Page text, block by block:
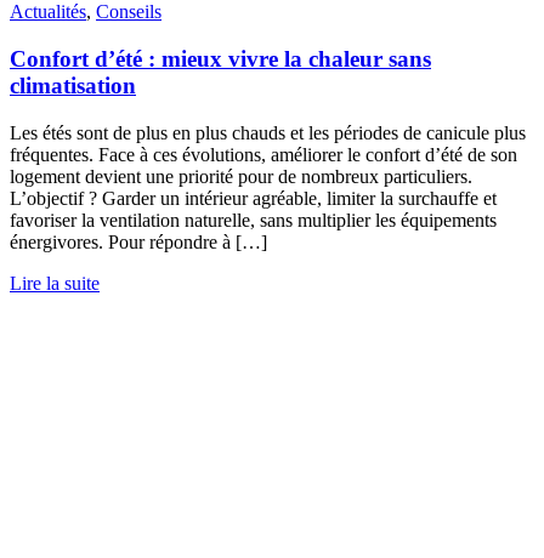
Actualités, Conseils
Confort d’été : mieux vivre la chaleur sans
climatisation
Les étés sont de plus en plus chauds et les périodes de canicule plus
fréquentes. Face à ces évolutions, améliorer le confort d’été de son
logement devient une priorité pour de nombreux particuliers.
L’objectif ? Garder un intérieur agréable, limiter la surchauffe et
favoriser la ventilation naturelle, sans multiplier les équipements
énergivores. Pour répondre à […]
Lire la suite